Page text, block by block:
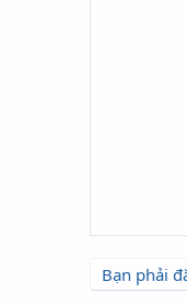
Bạn phải